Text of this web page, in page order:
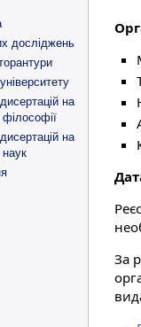
досліджень
на
на
За